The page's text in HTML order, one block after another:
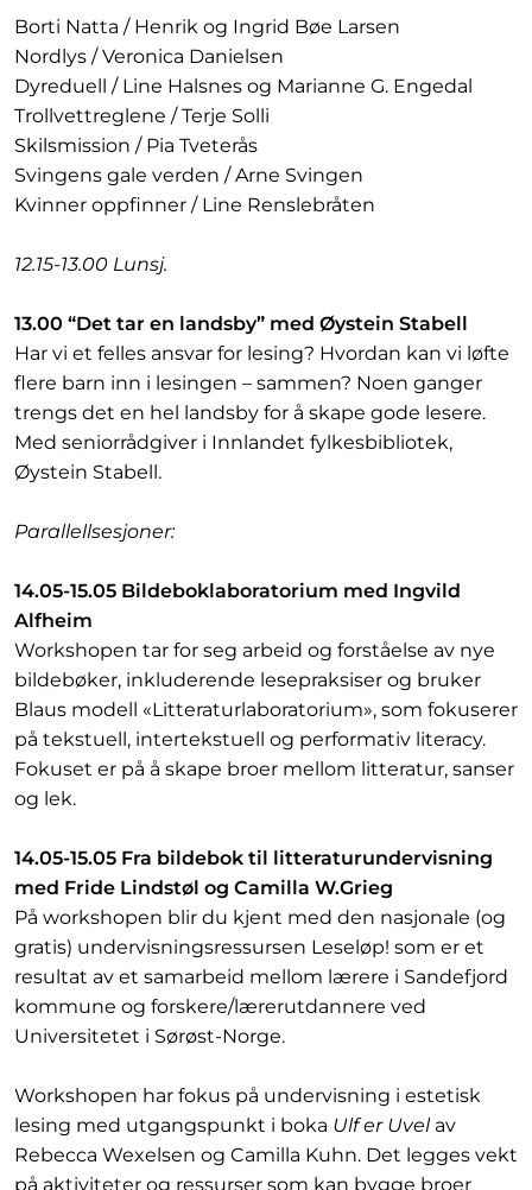
Borti Natta / Henrik og Ingrid Bøe Larsen
Nordlys / Veronica Danielsen
Dyreduell / Line Halsnes og Marianne G. Engedal
Trollvettreglene / Terje Solli
Skilsmission / Pia Tveterås
Svingens gale verden / Arne Svingen
Kvinner oppfinner / Line Renslebråten
12.15-13.00 Lunsj.
13.00 “Det tar en landsby” med Øystein Stabell
Har vi et felles ansvar for lesing? Hvordan kan vi løfte
flere barn inn i lesingen – sammen? Noen ganger
trengs det en hel landsby for å skape gode lesere.
Med seniorrådgiver i Innlandet fylkesbibliotek,
Øystein Stabell.
Parallellsesjoner:
14.05-15.05 Bildeboklaboratorium med Ingvild
Alfheim
Workshopen tar for seg arbeid og forståelse av nye
bildebøker, inkluderende lesepraksiser og bruker
Blaus modell «Litteraturlaboratorium», som fokuserer
på tekstuell, intertekstuell og performativ literacy.
Fokuset er på å skape broer mellom litteratur, sanser
og lek.
14.05-15.05 Fra bildebok til litteraturundervisning
med Fride Lindstøl og Camilla W.Grieg
På workshopen blir du kjent med den nasjonale (og
gratis) undervisningsressursen Leseløp! som er et
resultat av et samarbeid mellom lærere i Sandefjord
kommune og forskere/lærerutdannere ved
Universitetet i Sørøst-Norge.
Workshopen har fokus på undervisning i estetisk
lesing med utgangspunkt i boka Ulf er Uvelav
Rebecca Wexelsen og Camilla Kuhn. Det legges vekt
på aktiviteter og ressurser som kan bygge broer